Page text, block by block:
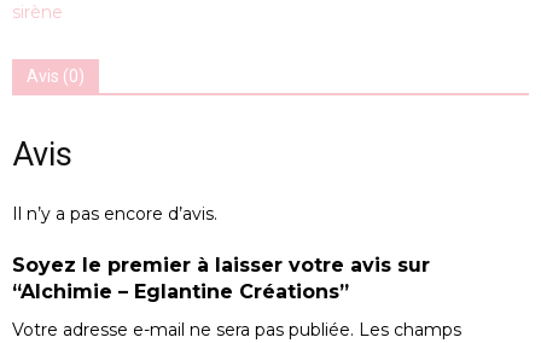
sirène
Avis (0)
Avis
Il n’y a pas encore d’avis.
Soyez le premier à laisser votre avis sur
“Alchimie – Eglantine Créations”
Votre adresse e-mail ne sera pas publiée. Les champs